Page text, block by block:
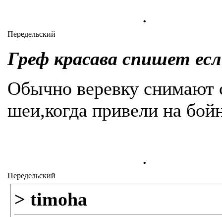
.
Передельский
Греф красава спишет
Обычно веревку снимают
шеи,когда привели на
.
Передельский
> timoha